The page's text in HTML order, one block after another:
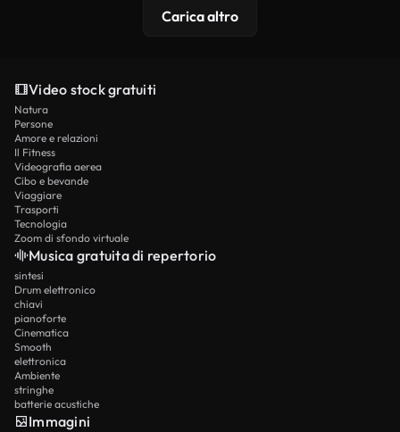
Carica altro
Video stock gratuiti
Natura
Persone
Amore e relazioni
Il Fitness
Videografia aerea
Cibo e bevande
Viaggiare
Trasporti
Tecnologia
Zoom di sfondo virtuale
Musica gratuita di repertorio
sintesi
Drum elettronico
chiavi
pianoforte
Cinematica
Smooth
elettronica
Ambiente
stringhe
batterie acustiche
Immagini